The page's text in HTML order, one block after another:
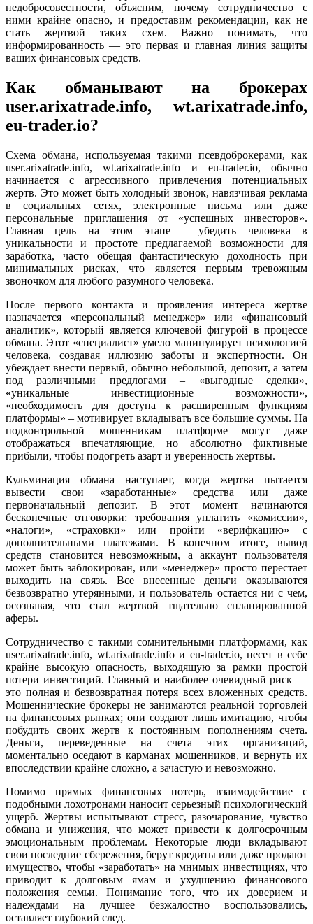
недобросовестности, объясним, почему сотрудничество с
ними крайне опасно, и предоставим рекомендации, как не
стать жертвой таких схем. Важно понимать, что
информированность — это первая и главная линия защиты
ваших финансовых средств.
Как обманывают на брокерах
user.arixatrade.info, wt.arixatrade.info,
eu-trader.io?
Схема обмана, используемая такими псевдоброкерами, как
user.arixatrade.info, wt.arixatrade.info и eu-trader.io, обычно
начинается с агрессивного привлечения потенциальных
жертв. Это может быть холодный звонок, навязчивая реклама
в социальных сетях, электронные письма или даже
персональные приглашения от «успешных инвесторов».
Главная цель на этом этапе – убедить человека в
уникальности и простоте предлагаемой возможности для
заработка, часто обещая фантастическую доходность при
минимальных рисках, что является первым тревожным
звоночком для любого разумного человека.
После первого контакта и проявления интереса жертве
назначается «персональный менеджер» или «финансовый
аналитик», который является ключевой фигурой в процессе
обмана. Этот «специалист» умело манипулирует психологией
человека, создавая иллюзию заботы и экспертности. Он
убеждает внести первый, обычно небольшой, депозит, а затем
под различными предлогами – «выгодные сделки»,
«уникальные инвестиционные возможности»,
«необходимость для доступа к расширенным функциям
платформы» – мотивирует вкладывать все большие суммы. На
подконтрольной мошенникам платформе могут даже
отображаться впечатляющие, но абсолютно фиктивные
прибыли, чтобы подогреть азарт и уверенность жертвы.
Кульминация обмана наступает, когда жертва пытается
вывести свои «заработанные» средства или даже
первоначальный депозит. В этот момент начинаются
бесконечные отговорки: требования уплатить «комиссии»,
«налоги», «страховки» или пройти «верифкацию» с
дополнительными платежами. В конечном итоге, вывод
средств становится невозможным, а аккаунт пользователя
может быть заблокирован, или «менеджер» просто перестает
выходить на связь. Все внесенные деньги оказываются
безвозвратно утерянными, и пользователь остается ни с чем,
осознавая, что стал жертвой тщательно спланированной
аферы.
Сотрудничество с такими сомнительными платформами, как
user.arixatrade.info, wt.arixatrade.info и eu-trader.io, несет в себе
крайне высокую опасность, выходящую за рамки простой
потери инвестиций. Главный и наиболее очевидный риск —
это полная и безвозвратная потеря всех вложенных средств.
Мошеннические брокеры не занимаются реальной торговлей
на финансовых рынках; они создают лишь имитацию, чтобы
побудить своих жертв к постоянным пополнениям счета.
Деньги, переведенные на счета этих организаций,
моментально оседают в карманах мошенников, и вернуть их
впоследствии крайне сложно, а зачастую и невозможно.
Помимо прямых финансовых потерь, взаимодействие с
подобными лохотронами наносит серьезный психологический
ущерб. Жертвы испытывают стресс, разочарование, чувство
обмана и унижения, что может привести к долгосрочным
эмоциональным проблемам. Некоторые люди вкладывают
свои последние сбережения, берут кредиты или даже продают
имущество, чтобы «заработать» на мнимых инвестициях, что
приводит к долговым ямам и ухудшению финансового
положения семьи. Понимание того, что их доверием и
надеждами на лучшее безжалостно воспользовались,
оставляет глубокий след.